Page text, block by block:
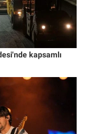
kapsamlı